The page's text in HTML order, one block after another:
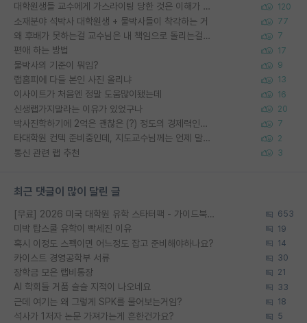
대학원생들 교수에게 가스라이팅 당한 것은 이해가 갑니다. 안타깝네요. 120
소재분야 석박사 대학원생 + 물박사들이 착각하는 거 77
왜 후배가 못하는걸 교수님은 내 책임으로 돌리는걸까요? 7
편애 하는 방법 17
물박사의 기준이 뭐임? 9
랩홈피에 다들 본인 사진 올리냐 13
이사이트가 처음엔 정말 도움많이됐는데 16
신생랩가지말라는 이유가 있었구나 20
박사진학하기에 2억은 괜찮은 (?) 정도의 경제력인가요 7
타대학원 컨텍 준비중인데, 지도교수님께는 언제 말씀드려야 할까요? 2
통신 관련 랩 추천 3
최근 댓글이 많이 달린 글
[무료] 2026 미국 대학원 유학 스타터팩 - 가이드북 & 합격자 컨택메일 템플릿 653
미박 탑스쿨 유학이 빡세진 이유 19
혹시 이정도 스펙이면 어느정도 잡고 준비해야하나요? 14
카이스트 경영공학부 서류 30
장학금 모은 랩비통장 21
AI 학회들 거품 슬슬 지적이 나오네요 33
근데 여기는 왜 그렇게 SPK를 물어보는거임? 18
석사가 1저자 논문 가져가는게 흔한건가요? 5